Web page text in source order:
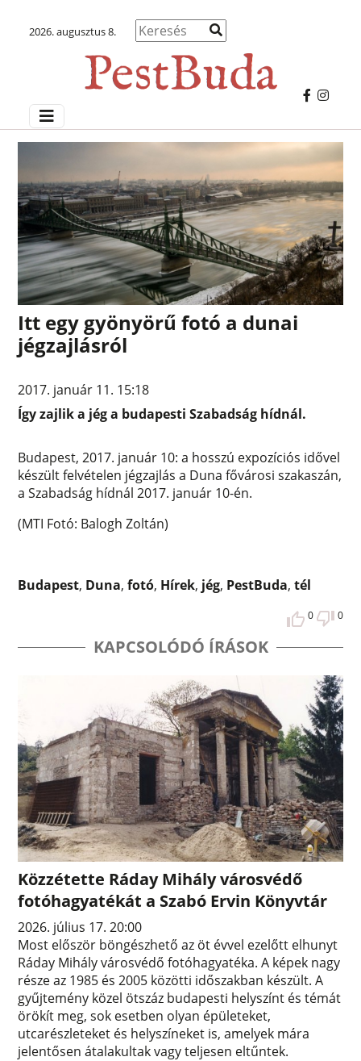
2026. augusztus 8.
Itt egy gyönyörű fotó a dunai
jégzajlásról
2017. január 11. 15:18
Így zajlik a jég a budapesti Szabadság hídnál.
Budapest, 2017. január 10: a hosszú expozíciós idővel
készült felvételen jégzajlás a Duna fővárosi szakaszán,
a Szabadság hídnál 2017. január 10-én.
(MTI Fotó: Balogh Zoltán)
Budapest, Duna,fotó, Hírek, jég, PestBuda,tél
0 0
KAPCSOLÓDÓ ÍRÁSOK
Közzétette Ráday Mihály városvédő
fotóhagyatékát a Szabó Ervin Könyvtár
2026. július 17. 20:00
Most először böngészhető az öt évvel ezelőtt elhunyt
Ráday Mihály városvédő fotóhagyatéka. A képek nagy
része az 1985 és 2005 közötti időszakban készült. A
gyűjtemény közel ötszáz budapesti helyszínt és témát
örökít meg, sok esetben olyan épületeket,
utcarészleteket és helyszíneket is, amelyek mára
jelentősen átalakultak vagy teljesen eltűntek.